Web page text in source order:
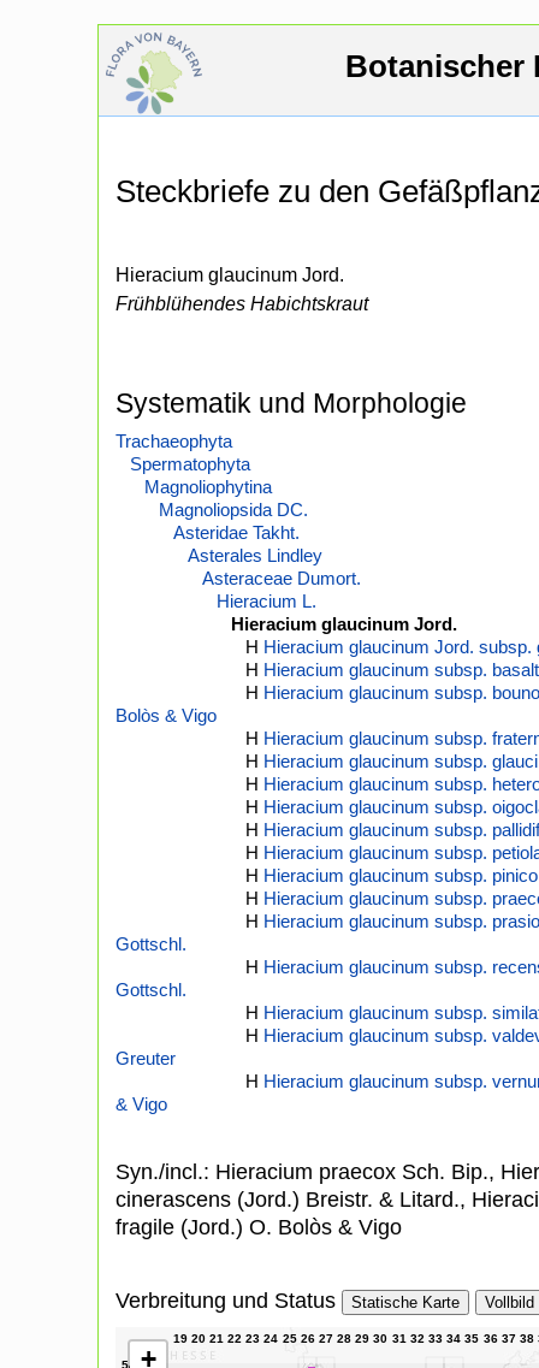
Botanischer
Steckbriefe zu den
Hieracium glaucinum Jord.
Frühblühendes Habichtskraut
Systematik und Morphologie
Trachaeophyta
Spermatophyta
Magnoliophytina
Magnoliopsida DC.
Asteridae Takht.
Asterales Lindley
Asteraceae Dumort.
Hieracium L.
Hieracium glaucinum Jord.
H Hieracium glaucinum Jord. subsp.
H Hieracium glaucinum subsp.
H Hieracium glaucinum subsp.
Bolòs & Vigo
H Hieracium glaucinum subsp.
H Hieracium glaucinum subsp.
H Hieracium glaucinum subsp.
H Hieracium glaucinum subsp.
H Hieracium glaucinum subsp.
H Hieracium glaucinum subsp.
H Hieracium glaucinum subsp.
H Hieracium glaucinum subsp.
H Hieracium glaucinum subsp.
Gottschl.
H Hieracium glaucinum subsp.
Gottschl.
H Hieracium glaucinum subsp.
H Hieracium glaucinum subsp.
Greuter
H Hieracium glaucinum subsp.
& Vigo
Syn./incl.: Hieracium praecox Sch. Bip.,
cinerascens (Jord.) Breistr. & Litard.,
fragile (Jord.) O. Bolòs & Vigo
Verbreitung und Status Statische Karte Vollbild
+